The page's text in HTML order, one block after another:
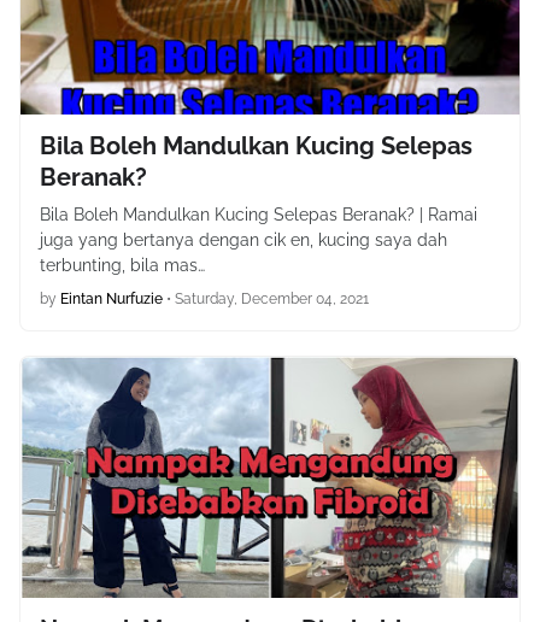
Bila Boleh Mandulkan Kucing Selepas
Beranak?
Bila Boleh Mandulkan Kucing Selepas Beranak? | Ramai
juga yang bertanya dengan cik en, kucing saya dah
terbunting, bila mas…
by Eintan Nurfuzie • Saturday, December 04, 2021